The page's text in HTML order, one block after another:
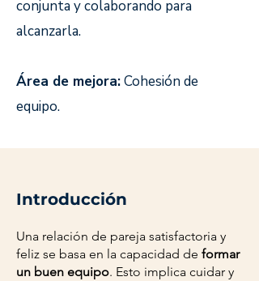
conjunta y colaborando para
alcanzarla.
Área de mejora:Cohesión de
equipo.
Introducción
Una relación de pareja satisfactoria y
feliz se basa en la capacidad de formar
un buen equipo. Esto implica cuidar y